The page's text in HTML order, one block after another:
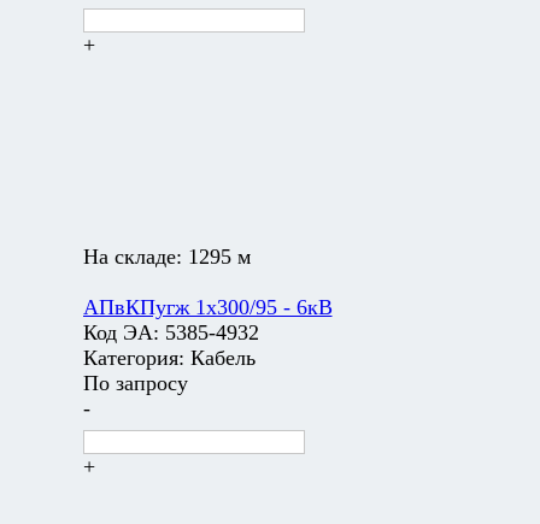
+
На складе: 1295 м
АПвКПугж 1х300/95 - 6кВ
Код ЭА: 5385-4932
Категория: Кабель
По запросу
-
+